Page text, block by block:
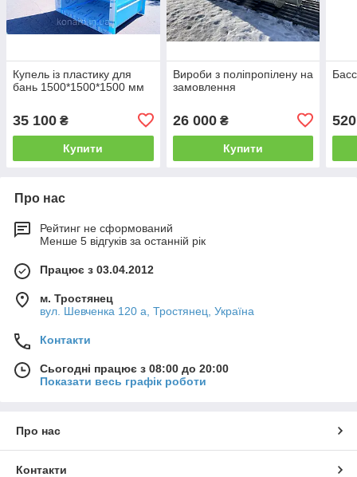
Купель із пластику для
бань 1500*1500*1500 мм
35 100 ₴
Купити
Вироби з поліпропілену на
замовлення
26 000₴
Купити
Про нас
Рейтинг не сформований
Менше 5 відгуків за останній рік
Працює з 03.04.2012
м. Тростянец
вул. Шевченка 120 а, Тростянец, Україна
Контакти
Сьогодні працює з 08:00 до 20:00
Показати весь графік роботи
Про нас
Контакти